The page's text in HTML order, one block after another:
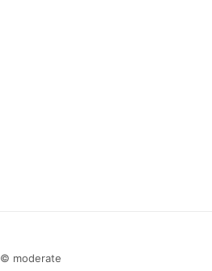
© moderate